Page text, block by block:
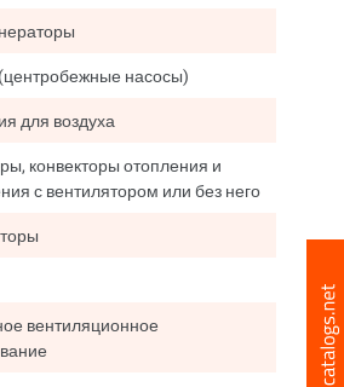
насосы)
для воздуха
конвекторы отопления и
с вентилятором или без него
вентиляционное